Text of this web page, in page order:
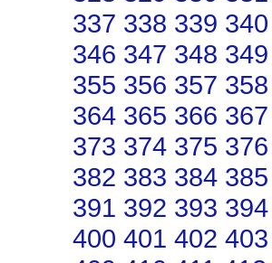
337 338 339 340
346 347 348 349
355 356 357 358
364 365 366 367
373 374 375 376
382 383 384 385
391 392 393 394
400 401 402 403